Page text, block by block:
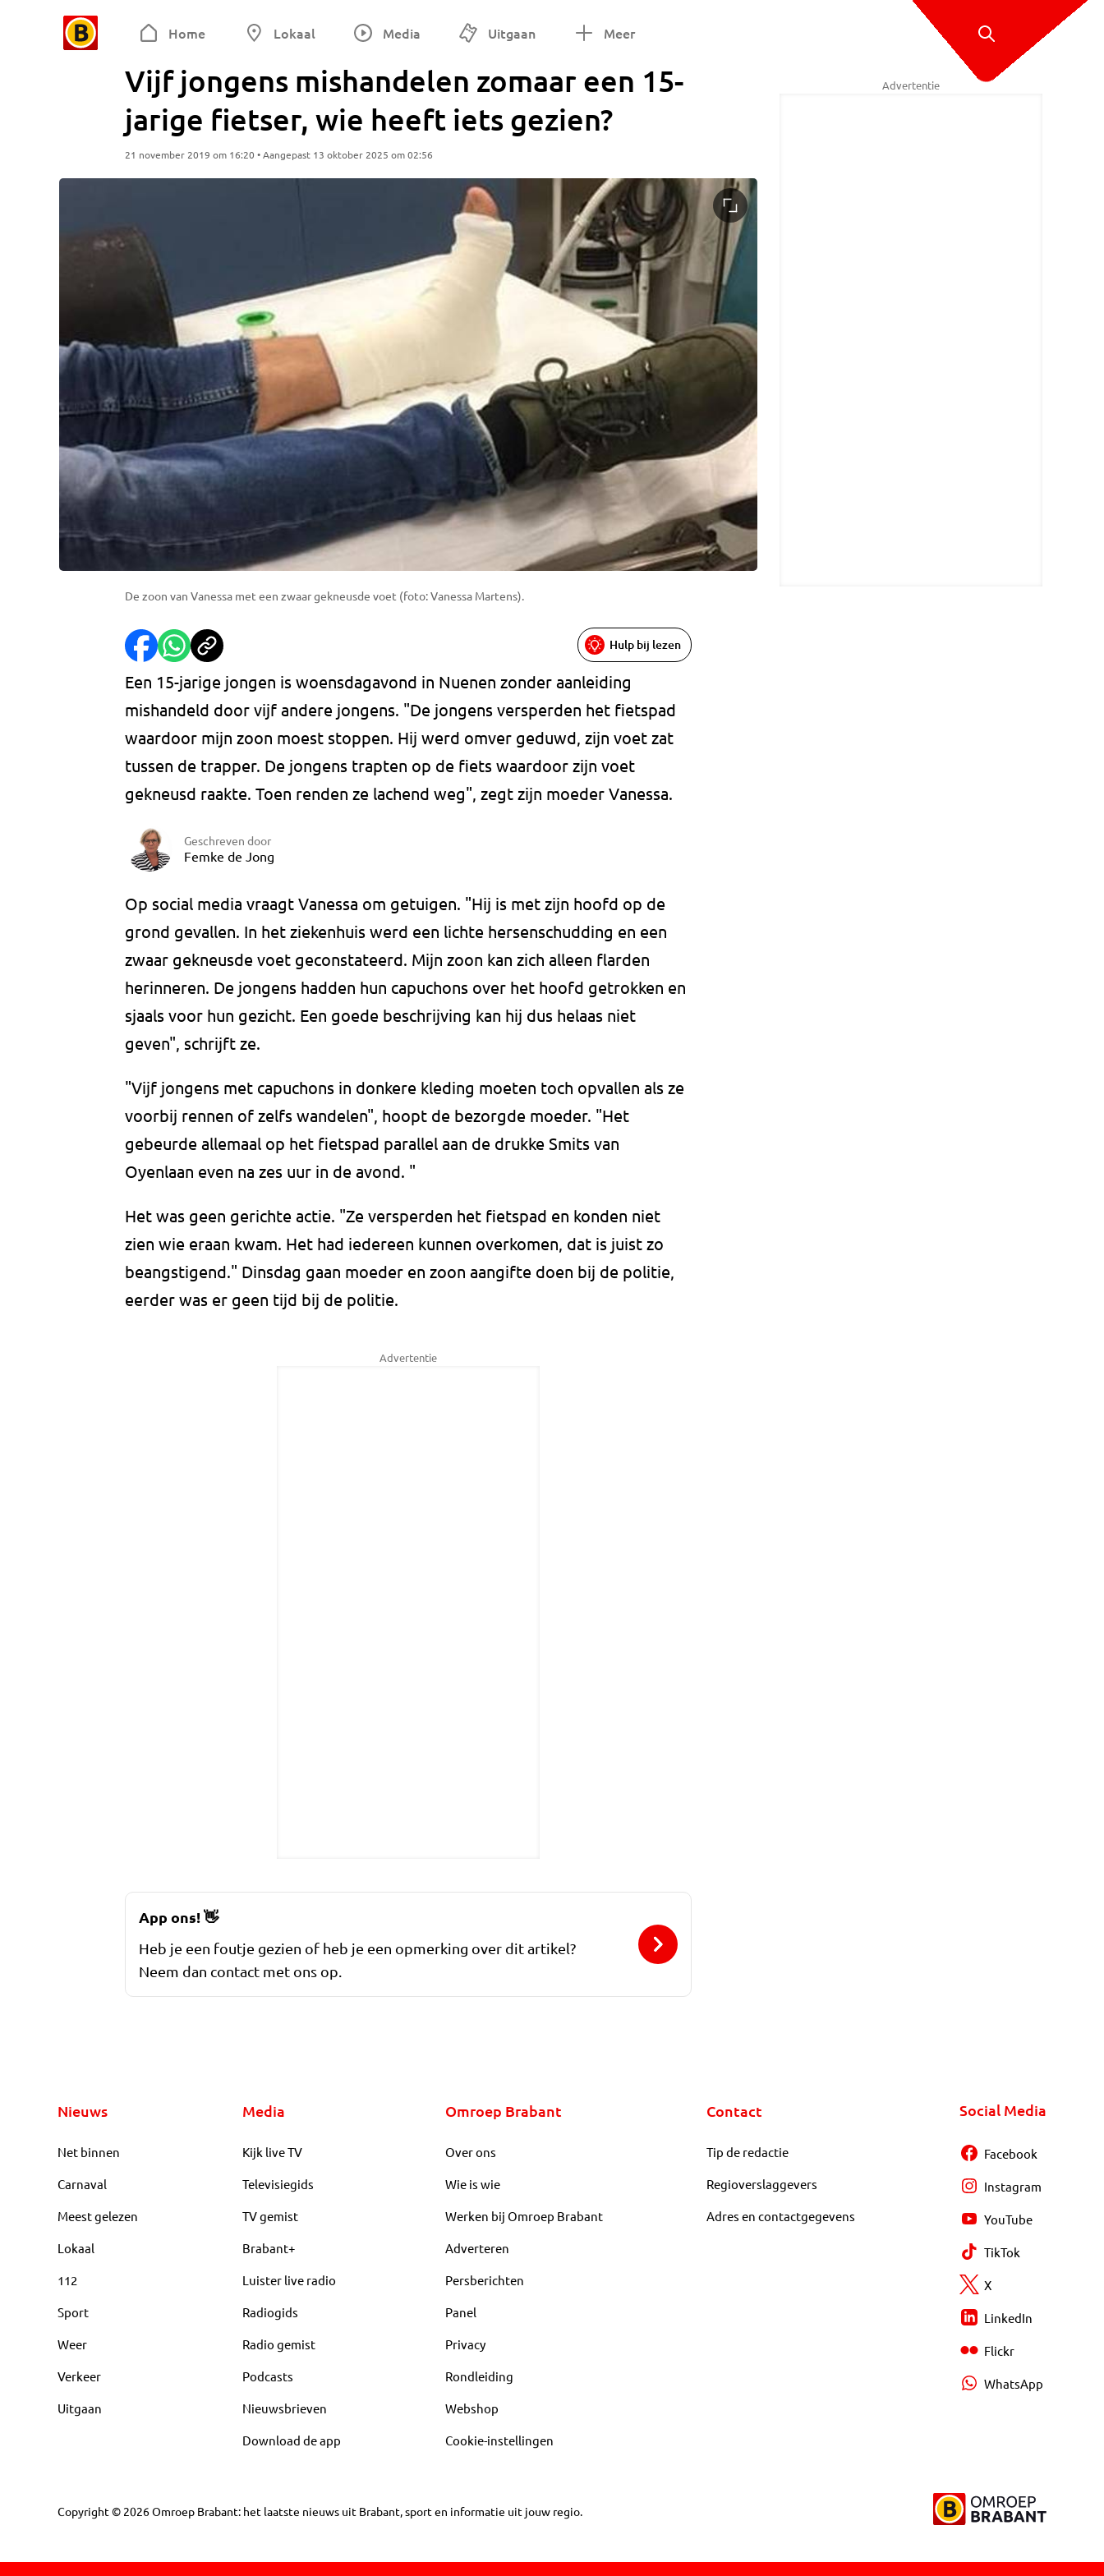
Home Lokaal Media Uitgaan Meer
Vijf jongens mishandelen zomaar een 15-
jarige fietser, wie heeft iets gezien?
21 november 2019 om 16:20 • Aangepast 13 oktober 2025 om 02:56
De zoon van Vanessa met een zwaar gekneusde voet (foto: Vanessa Martens).
Hulp bij lezen
Een 15-jarige jongen is woensdagavond in Nuenen zonder aanleiding
mishandeld door vijf andere jongens. "De jongens versperden het fietspad
waardoor mijn zoon moest stoppen. Hij werd omver geduwd, zijn voet zat
tussen de trapper. De jongens trapten op de fiets waardoor zijn voet
gekneusd raakte. Toen renden ze lachend weg", zegt zijn moeder Vanessa.
Geschreven door
Femke de Jong
Op social media vraagt Vanessa om getuigen. "Hij is met zijn hoofd op de
grond gevallen. In het ziekenhuis werd een lichte hersenschudding en een
zwaar gekneusde voet geconstateerd. Mijn zoon kan zich alleen flarden
herinneren. De jongens hadden hun capuchons over het hoofd getrokken en
sjaals voor hun gezicht. Een goede beschrijving kan hij dus helaas niet
geven", schrijft ze.
"Vijf jongens met capuchons in donkere kleding moeten toch opvallen als ze
voorbij rennen of zelfs wandelen", hoopt de bezorgde moeder. "Het
gebeurde allemaal op het fietspad parallel aan de drukke Smits van
Oyenlaan even na zes uur in de avond. "
Het was geen gerichte actie. "Ze versperden het fietspad en konden niet
zien wie eraan kwam. Het had iedereen kunnen overkomen, dat is juist zo
beangstigend." Dinsdag gaan moeder en zoon aangifte doen bij de politie,
eerder was er geen tijd bij de politie.
Advertentie
Advertentie
App ons!👋
Heb je een foutje gezien of heb je een opmerking over dit artikel?
Neem dan contact met ons op.
Nieuws
Net binnen
Carnaval
Meest gelezen
Lokaal
112
Sport
Weer
Verkeer
Uitgaan
Media
Kijk live TV
Televisiegids
TV gemist
Brabant+
Luister live radio
Radiogids
Radio gemist
Podcasts
Nieuwsbrieven
Download de app
Omroep Brabant
Over ons
Wie is wie
Werken bij Omroep Brabant
Adverteren
Persberichten
Panel
Privacy
Rondleiding
Webshop
Cookie-instellingen
Contact
Tip de redactie
Regioverslaggevers
Adres en contactgegevens
Social Media
Facebook
Instagram
YouTube
TikTok
X
LinkedIn
Flickr
WhatsApp
Copyright © 2026Omroep Brabant: het laatste nieuws uit Brabant, sport en informatie uit jouw regio.